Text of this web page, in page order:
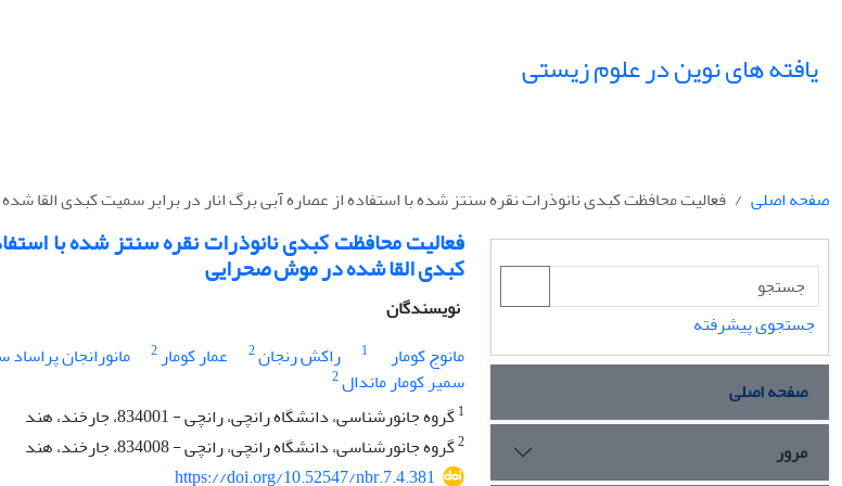
یافته های نوین در علوم زیستی
صفحه اصلی فعالیت محافظت کبدی نانوذرات نقره سنتز شده با استفاده از عصاره آبی برگ انار در برابر سمیت کبدی القا
فعالیت محافظت کبدی نانوذرات نقره سنتز شده با
کبدی القا شده در موش صحرایی
نویسندگان
مانوج کومار
1 راکش رنجان2 عمار کومار2 مانورانجان پراساد
سمیر کومار ماندال2
1گروه جانورشناسی، دانشگاه رانچی، رانچی - 834001، جارخند، هند
2گروه جانورشناسی، دانشگاه رانچی، رانچی - 834008، جارخند، هند
https://doi.org/10.52547/nbr.7.4.381
جستجوی پیشرفته
صفحه اصلی
مرور